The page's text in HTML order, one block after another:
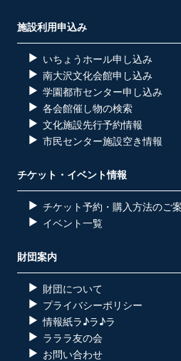
施設利用申込み
いちょうホール申し込み
南大沢文化会館申し込み
学園都市センター申し込み
各会館催し物の検索
文化施設先行予約情報
市民センター施設空き情報
チケット・イベント情報
チケット予約・購入方法のご
イベント一覧
財団案内
財団について
プライバシーポリシー
情報紙ラ♪ラ♪ラ
ラララ友の会
お問い合わせ